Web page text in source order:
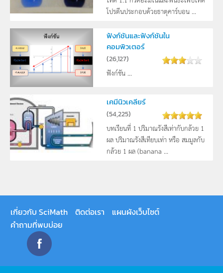
โปรตีนประกอบด้วยธาตุคาร์บอน ...
ฟังก์ชันและฟังก์ชันใน
คอมพิวเตอร์
(26,127)
ฟังก์ชัน ...
เคมีนิวเคลียร์
(54,225)
บทเรียนที่ 1 ปริมาณรังสีเท่ากับกล้วย 1
ผล ปริมาณรังสีเทียบเท่า หรือ สมมูลกับ
กล้วย 1 ผล (banana ...
เกี่ยวกับ SciMath ติดต่อเรา
แผนผังเว็บไซต์
คำถามที่พบบ่อย